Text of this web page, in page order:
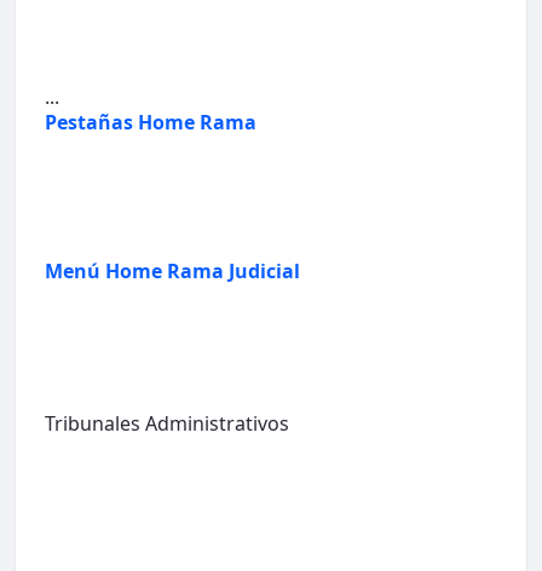
...
Pestañas Home Rama
Menú Home Rama Judicial
Tribunales Administrativos